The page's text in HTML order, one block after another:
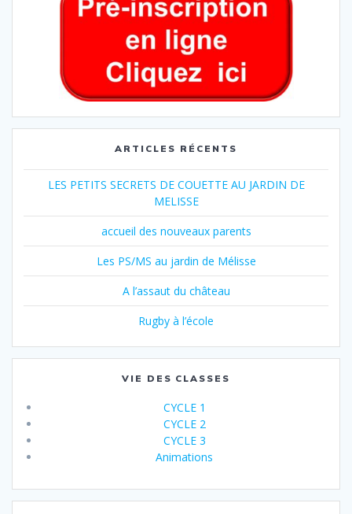
ARTICLES RÉCENTS
LES PETITS SECRETS DE COUETTE AU JARDIN DE
MELISSE
accueil des nouveaux parents
Les PS/MS au jardin de Mélisse
A l’assaut du château
Rugby à l’école
VIE DES CLASSES
CYCLE 1
CYCLE 2
CYCLE 3
Animations